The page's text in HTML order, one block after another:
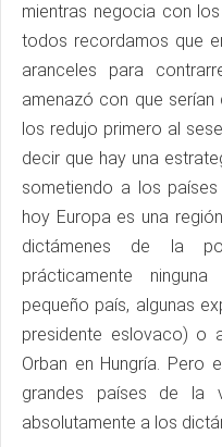
mientras negocia con
todos recordamos que
aranceles para
amenazó con que
los redujo primero al
decir que hay una
sometiendo a los
hoy Europa es una
dictámenes de la
prácticamente
pequeño país, algunas
presidente eslovaco) o
Orban en Hungría. Pero
grandes países de la
absolutamente a los